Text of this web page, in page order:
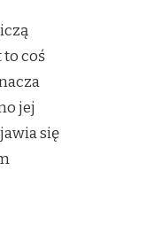
to coś
jej
się